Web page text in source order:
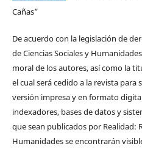
Cañas”
De acuerdo con la legislación de
de Ciencias Sociales y
moral de los autores, así como la
el cual será cedido a la revista para
versión impresa y en formato
indexadores, bases de datos y
que sean publicados por Realidad:
Humanidades se encontrarán